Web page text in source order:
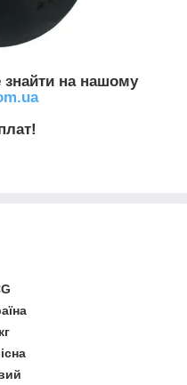
знайти на нашому